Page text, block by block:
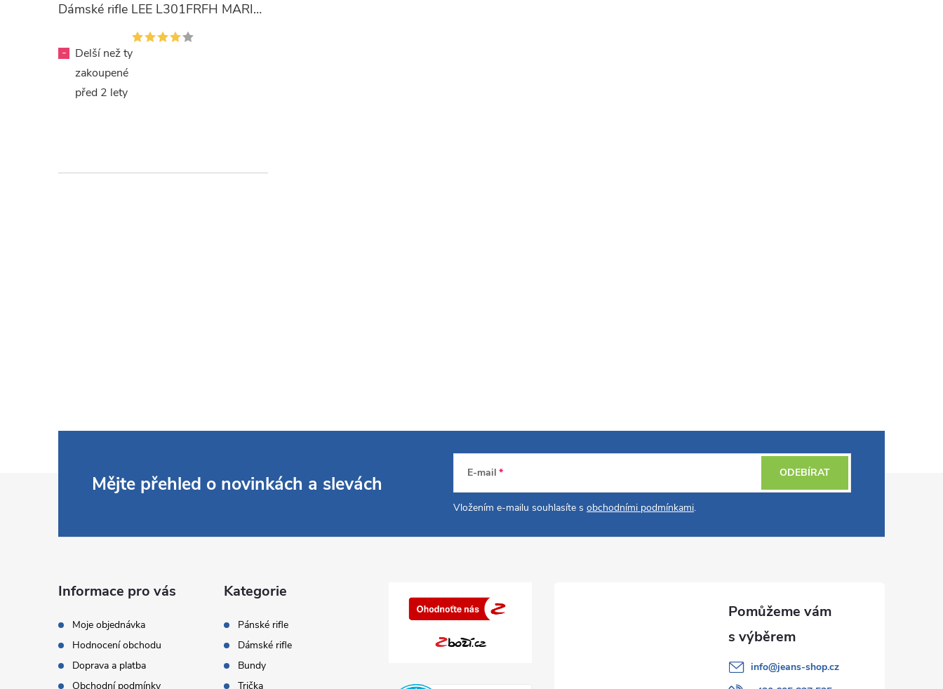
Dámské rifle LEE L301FRFH MARION STRAIGHT RINSE
-
Delší než ty
zakoupené
před 2 lety
Mějte přehled o novinkách a slevách E-mail
Vložením e-mailu souhlasíte s obchodními podmínkami.
ODEBÍRAT
Informace pro vás
Moje objednávka
Hodnocení obchodu
Doprava a platba
Obchodní podmínky
Kategorie
Pánské rifle
Dámské rifle
Bundy
Trička
info@jeans-shop.cz